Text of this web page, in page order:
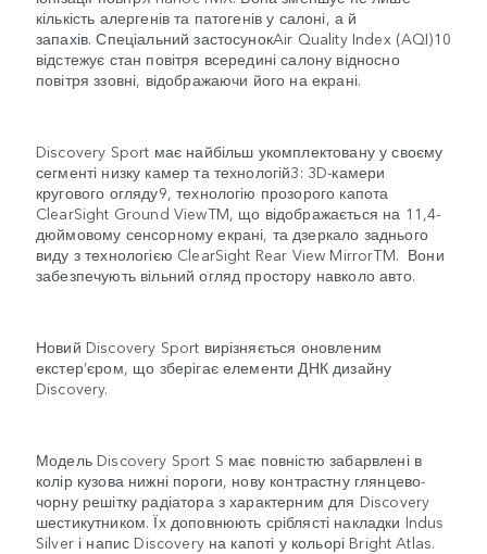
кількість алергенів та патогенів у салоні, а й
запахів. Спеціальний застосунокAir Quality Index (AQI)10
відстежує стан повітря всередині салону відносно
повітря ззовні, відображаючи його на екрані.
Discovery Sport має найбільш укомплектовану у своєму
сегменті низку камер та технологій3: 3D-камери
кругового огляду9, технологію прозорого капота
ClearSight Ground ViewTM, що відображається на 11,4-
дюймовому сенсорному екрані, та дзеркало заднього
виду з технологією ClearSight Rear View MirrorTM. Вони
забезпечують вільний огляд простору навколо авто.
Новий Discovery Sport вирізняється оновленим
екстер’єром, що зберігає елементи ДНК дизайну
Discovery.
Модель Discovery Sport S має повністю забарвлені в
колір кузова нижні пороги, нову контрастну глянцево-
чорну решітку радіатора з характерним для Discovery
шестикутником. Їх доповнюють сріблясті накладки Indus
Silver і напис Discovery на капоті у кольорі Bright Atlas.